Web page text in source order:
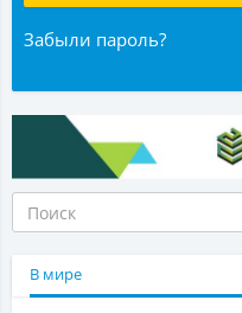
Забыли пароль?
В мире